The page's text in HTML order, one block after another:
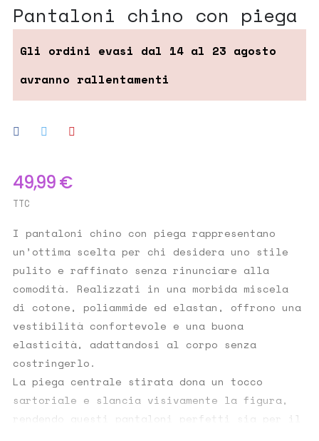
pantaloni chino con piega
49,99 €
TTC
I pantaloni chino con piega rappresentano
un’ottima scelta per chi desidera uno stile
pulito e raffinato senza rinunciare alla
comodità. Realizzati in una morbida miscela
di cotone, poliammide ed elastan, offrono una
vestibilità confortevole e una buona
elasticità, adattandosi al corpo senza
costringerlo.
La piega centrale stirata dona un tocco
sartoriale e slancia visivamente la figura,
rendendo questi pantaloni perfetti sia per il